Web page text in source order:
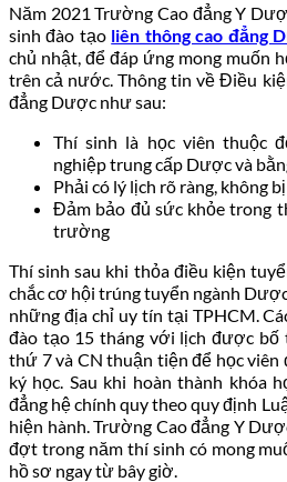
Năm 2021 Trường Cao đẳng Y
sinh đào tạo liên thông cao đẳng
chủ nhật, để đáp ứng mong muốn
trên cả nước. Thông tin về Điều
đẳng Dược như sau:
Thí sinh là học viên thuộc
nghiệp trung cấp Dược và
Phải có lý lịch rõ ràng, không
Đảm bảo đủ sức khỏe trong
trường
Thí sinh sau khi thỏa điều kiện
chắc cơ hội trúng tuyển ngành
những địa chỉ uy tín tại TPHCM.
đào tạo 15 tháng với lịch được bố
thứ 7 và CN thuận tiện để học viên
ký học. Sau khi hoàn thành khóa
đẳng hệ chính quy theo quy định
hiện hành. Trường Cao đẳng Y
đợt trong năm thí sinh có mong
hồ sơ ngay từ bây giờ.